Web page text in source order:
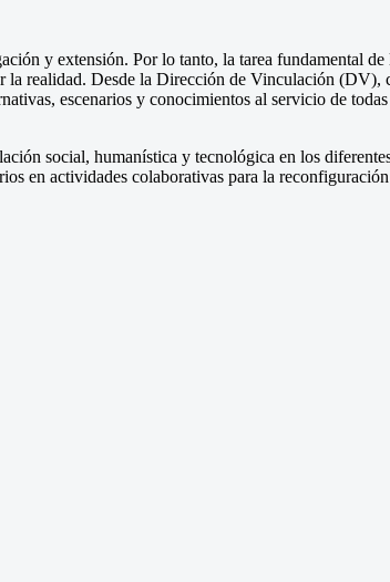
y extensión. Por lo tanto, la tarea fundamental
la realidad. Desde la Dirección de Vinculación (DV),
escenarios y conocimientos al servicio de todas
social, humanística y tecnológica en los
en actividades colaborativas para la